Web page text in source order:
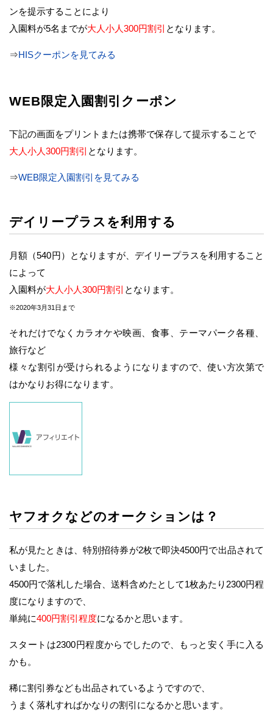
ンを提示することにより
入園料が5名までが大人小人300円割引 となります。
⇒HISクーポンを見てみる
WEB限定入園割引クーポン
下記の画面をプリントまたは携帯で保存して提示することで
大人小人300円割引 となります。
⇒WEB限定入園割引を見てみる
デイリープラスを利用する
月額（540円）となりますが、デイリープラスを利用すること
によって
入園料が大人小人300円割引 となります。
※2020年3月31日まで
それだけでなくカラオケや映画、食事、テーマパーク各種、
旅行など
様々な割引が受けられるようになりますので、使い方次第で
はかなりお得になります。
ヤフオクなどのオークションは？
私が見たときは、特別招待券が2枚で即決4500円で出品されて
いました。
4500円で落札した場合、送料含めたとして1枚あたり2300円程
度になりますので、
単純に400円割引程度になるかと思います。
スタートは2300円程度からでしたので、もっと安く手に入る
かも。
稀に割引券なども出品されているようですので、
うまく落札すればかなりの割引になるかと思います。